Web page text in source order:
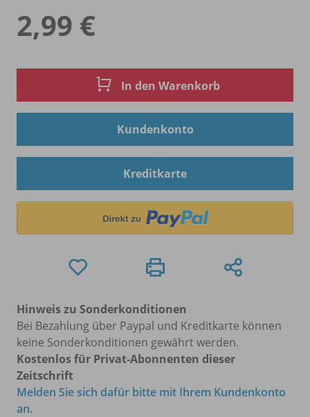
2,99 €
In den Warenkorb
Kundenkonto
Kreditkarte
Hinweis zu Sonderkonditionen
Bei Bezahlung über Paypal und Kreditkarte können
keine Sonderkonditionen gewährt werden.
Kostenlos für Privat-Abonnenten dieser
Zeitschrift
Melden Sie sich dafür bitte mit Ihrem Kundenkonto
an.